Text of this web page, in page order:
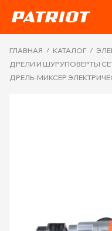
ГЛАВНАЯ / КАТАЛОГ /
ДРЕЛИ И ШУРУПОВЕРТЫ
ДРЕЛЬ-МИКСЕР